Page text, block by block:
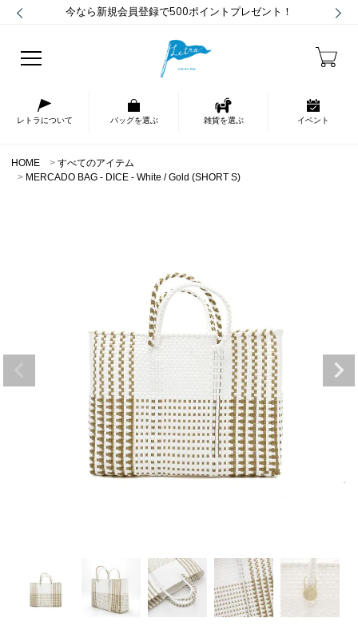
今なら新規会員登録で500ポイントプレゼント！
レトラについて バッグを選ぶ 雑貨を選ぶ イベント
HOME
すべてのアイテム
MERCADO BAG - DICE - White / Gold (SHORT S)